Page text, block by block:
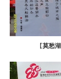
【莫愁湖